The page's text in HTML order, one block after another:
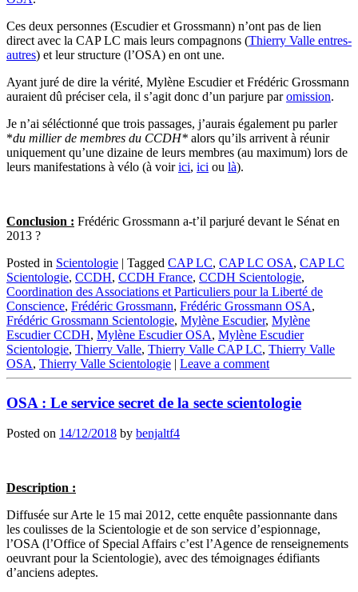
Ces deux personnes (Escudier et Grossmann) n’ont pas de lien
direct avec la CAP LC mais leurs compagnons (Thierry Valle entres-
autres) et leur structure (l’OSA) en ont une.
Ayant juré de dire la vérité, Mylène Escudier et Frédéric Grossmann
auraient dû préciser cela, il s’agit donc d’un parjure paromission.
Je n’ai séléctionné que trois passages, j’aurais également pu parler
*du millier de membres du CCDH* alors qu’ils arrivent à réunir
uniquement qu’une dizaine de leurs membres (au maximum) lors de
leurs manifestations à vélo (à voirici, ici ou là).
Conclusion : Frédéric Grossmann a-t’il parjuré devant le Sénat en
2013 ?
Posted in Scientologie | Tagged CAP LC, CAP LC OSA, CAP LC
Scientologie, CCDH, CCDH France, CCDH Scientologie,
Coordination des Associations et Particuliers pour la Liberté de
Conscience, Frédéric Grossmann, Frédéric Grossmann OSA,
Frédéric Grossmann Scientologie, Mylène Escudier, Mylène
Escudier CCDH, Mylène Escudier OSA, Mylène Escudier
Scientologie, Thierry Valle, Thierry Valle CAP LC, Thierry Valle
OSA, Thierry Valle Scientologie | Leave a comment
OSA : Le service secret de la secte scientologie
Posted on 14/12/2018 by benjaltf4
Description :
Diffusée sur Arte le 15 mai 2012, cette enquête passionnante dans
les coulisses de la Scientologie et de son service d’espionnage,
l’OSA (l’Office of Special Affairs c’est l’Agence de renseignements
oeuvrant pour la Scientologie), avec des témoignages édifiants
d’anciens adeptes.